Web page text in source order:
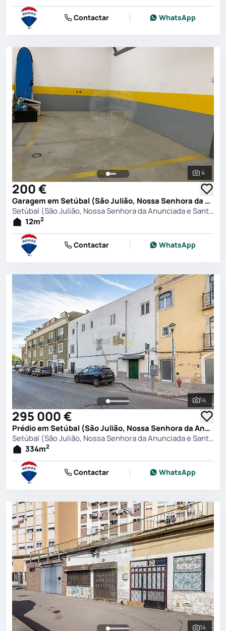
Contactar WhatsApp
Ver
4
200 €
Garagem em Setúbal (São Julião, Nossa Senhora da Anunciada e Santa Maria da Graça), Setúbal
Setúbal (São Julião, Nossa Senhora da Anunciada e Santa Maria da Graça), Setúbal
12m2
Contactar WhatsApp
Ver
14
295 000 €
Prédio em Setúbal (São Julião, Nossa Senhora da Anunciada e Santa Maria da Graça), Setúbal
Setúbal (São Julião, Nossa Senhora da Anunciada e Santa Maria da Graça), Setúbal
334m2
Contactar WhatsApp
14